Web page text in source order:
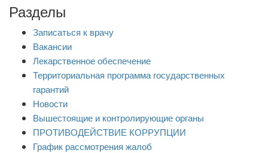
Разделы
Записаться к врачу
Вакансии
Лекарственное обеспечение
Территориальная программа государственных
гарантий
Новости
Вышестоящие и контролирующие органы
ПРОТИВОДЕЙСТВИЕ КОРРУПЦИИ
График рассмотрения жалоб